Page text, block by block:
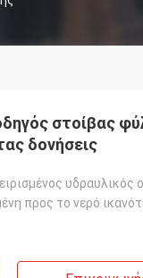
στοίβας
δονήσεις
προς το νερό